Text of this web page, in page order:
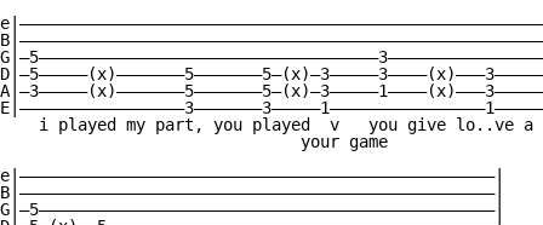
i played my part, you played  v   you give lo..ve a
                               your game
e|—————————————————————————————————————————————————|
B|—————————————————————————————————————————————————|
G|—5———————————————————————————————————————————————|